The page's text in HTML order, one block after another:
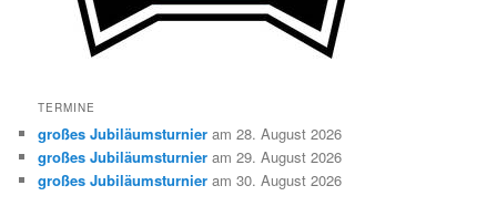
TERMINE
großes Jubiläumsturnier am 28. August 2026
großes Jubiläumsturnier am 29. August 2026
großes Jubiläumsturnier am 30. August 2026